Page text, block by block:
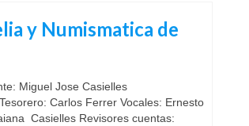
y Numismatica de
Miguel Jose Casielles
Carlos Ferrer Vocales: Ernesto
Casielles Revisores cuentas: